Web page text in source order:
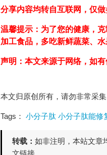
分享内容均转自互联网，仅
温馨提示：为了您的健康，
加工食品，多吃新鲜蔬菜、
声明：本文来源于网络，如
本文归原创所有，请勿非常采集
Tags： 小分子肽 小分子肽能修
转载： 如非注明，本站文章